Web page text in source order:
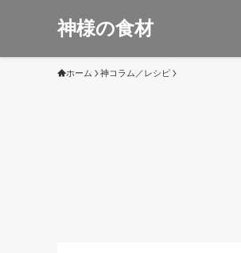
神様の食材
ホーム 神コラム／レシピ